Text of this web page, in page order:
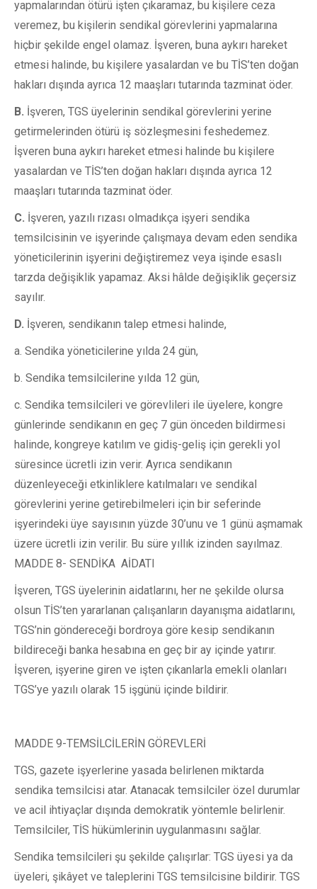
yapmalarından ötürü işten çıkaramaz, bu kişilere ceza
veremez, bu kişilerin sendikal görevlerini yapmalarına
hiçbir şekilde engel olamaz. İşveren, buna aykırı hareket
etmesi halinde, bu kişilere yasalardan ve bu TİS’ten doğan
hakları dışında ayrıca 12 maaşları tutarında tazminat öder.
B. İşveren, TGS üyelerinin sendikal görevlerini yerine
getirmelerinden ötürü iş sözleşmesini feshedemez.
İşveren buna aykırı hareket etmesi halinde bu kişilere
yasalardan ve TİS’ten doğan hakları dışında ayrıca 12
maaşları tutarında tazminat öder.
C. İşveren, yazılı rızası olmadıkça işyeri sendika
temsilcisinin ve işyerinde çalışmaya devam eden sendika
yöneticilerinin işyerini değiştiremez veya işinde esaslı
tarzda değişiklik yapamaz. Aksi hâlde değişiklik geçersiz
sayılır.
D. İşveren, sendikanın talep etmesi halinde,
a. Sendika yöneticilerine yılda 24 gün,
b. Sendika temsilcilerine yılda 12 gün,
c. Sendika temsilcileri ve görevlileri ile üyelere, kongre
günlerinde sendikanın en geç 7 gün önceden bildirmesi
halinde, kongreye katılım ve gidiş-geliş için gerekli yol
süresince ücretli izin verir. Ayrıca sendikanın
düzenleyeceği etkinliklere katılmaları ve sendikal
görevlerini yerine getirebilmeleri için bir seferinde
işyerindeki üye sayısının yüzde 30’unu ve 1 günü aşmamak
üzere ücretli izin verilir. Bu süre yıllık izinden sayılmaz.
MADDE 8- SENDİKA AİDATI
İşveren, TGS üyelerinin aidatlarını, her ne şekilde olursa
olsun TİS’ten yararlanan çalışanların dayanışma aidatlarını,
TGS’nin göndereceği bordroya göre kesip sendikanın
bildireceği banka hesabına en geç bir ay içinde yatırır.
İşveren, işyerine giren ve işten çıkanlarla emekli olanları
TGS’ye yazılı olarak 15 işgünü içinde bildirir.
MADDE 9-TEMSİLCİLERİN GÖREVLERİ
TGS, gazete işyerlerine yasada belirlenen miktarda
sendika temsilcisi atar. Atanacak temsilciler özel durumlar
ve acil ihtiyaçlar dışında demokratik yöntemle belirlenir.
Temsilciler, TİS hükümlerinin uygulanmasını sağlar.
Sendika temsilcileri şu şekilde çalışırlar: TGS üyesi ya da
üyeleri, şikâyet ve taleplerini TGS temsilcisine bildirir. TGS